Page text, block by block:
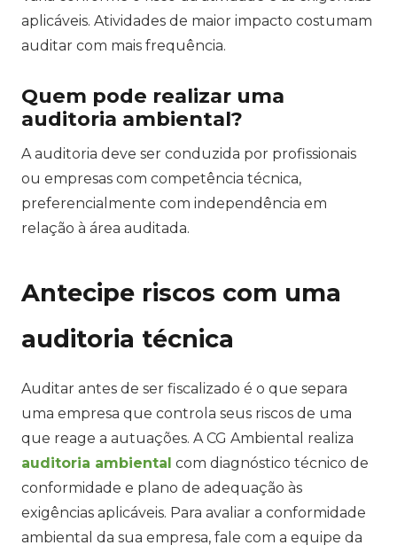
aplicáveis. Atividades de maior impacto costumam
auditar com mais frequência.
Quem pode realizar uma
auditoria ambiental?
A auditoria deve ser conduzida por profissionais
ou empresas com competência técnica,
preferencialmente com independência em
relação à área auditada.
Antecipe riscos com uma
auditoria técnica
Auditar antes de ser fiscalizado é o que separa
uma empresa que controla seus riscos de uma
que reage a autuações. A CG Ambiental realiza
auditoria ambiental com diagnóstico técnico de
conformidade e plano de adequação às
exigências aplicáveis. Para avaliar a conformidade
ambiental da sua empresa, fale com a equipe da